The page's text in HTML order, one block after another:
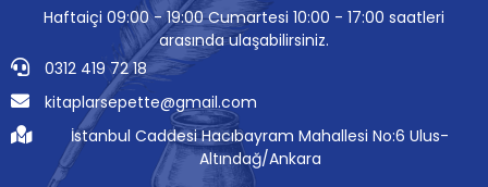
Haftaiçi 09:00 - 19:00 Cumartesi 10:00 - 17:00 saatleri
arasında ulaşabilirsiniz.
0312 419 72 18
kitaplarsepette@gmail.com
İstanbul Caddesi Hacıbayram Mahallesi No:6 Ulus-
Altındağ/Ankara